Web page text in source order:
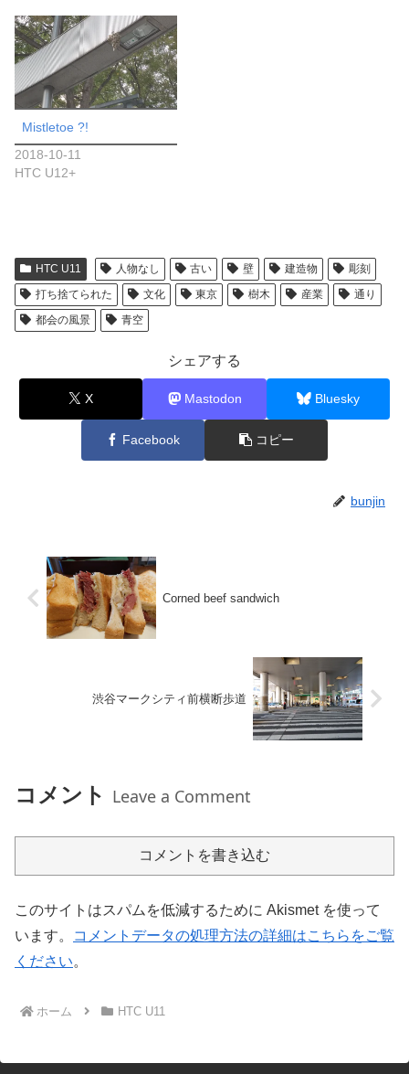
Mistletoe ?!
2018-10-11
HTC U12+
HTC U11 人物なし 古い 壁 建造物
彫刻
打ち捨てられた
文化 東京 樹木 産業
通り
都会の風景
青空
シェアする
X Mastodon Bluesky
Facebook コピー
bunjin
Corned beef sandwich
渋谷マークシティ前横断歩道
コメント Leave a Comment
コメントを書き込む
このサイトはスパムを低減するために Akismet を使って
います。
コメントデータの処理方法の詳細はこちらをご覧
ください。
ホーム HTC U11